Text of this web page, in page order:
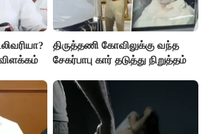
திருத்தணி கோவிலுக்கு வந்த
சேகர்பாபு கார் தடுத்து நிறுத்தம்